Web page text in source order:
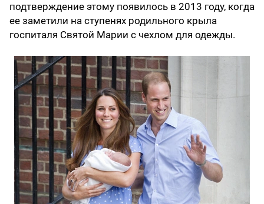
подтверждение этому появилось в 2013 году, когда
ее заметили на ступенях родильного крыла
госпиталя Святой Марии с чехлом для одежды.